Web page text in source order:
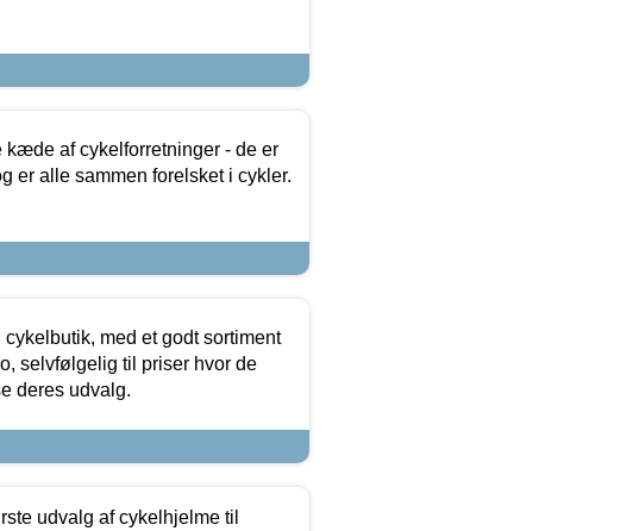
af cykelforretninger - de er
er alle sammen forelsket i cykler.
med et godt sortiment
selvfølgelig til priser hvor de
deres udvalg.
udvalg af cykelhjelme til